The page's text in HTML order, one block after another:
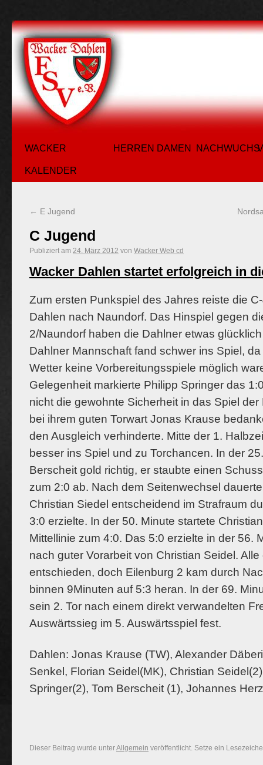
WACKER
KALENDER
HERREN DAMEN NACHWUCHS
← E Jugend
C Jugend
Publiziert am 24. März 2012 von Wacker Web cd
Wacker Dahlen startet erfolgreich in
Zum ersten Punkspiel des Jahres reiste die
Dahlen nach Naundorf. Das Hinspiel gegen
2/Naundorf haben die Dahlner etwas
Dahlner Mannschaft fand schwer ins Spiel,
Wetter keine Vorbereitungsspiele möglich
Gelegenheit markierte Philipp Springer das
nicht die gewohnte Sicherheit in das Spiel
bei ihrem guten Torwart Jonas Krause
den Ausgleich verhinderte. Mitte der 1.
besser ins Spiel und zu Torchancen. In der
Berscheit gold richtig, er staubte einen
zum 2:0 ab. Nach dem Seitenwechsel
Christian Siedel entscheidend im Strafraum
3:0 erzielte. In der 50. Minute startete
Mittellinie zum 4:0. Das 5:0 erzielte in der 56.
nach guter Vorarbeit von Christian Seidel.
entschieden, doch Eilenburg 2 kam durch
binnen 9Minuten auf 5:3 heran. In der 69.
sein 2. Tor nach einem direkt verwandelten
Auswärtssieg im 5. Auswärtsspiel fest.
Dahlen: Jonas Krause (TW), Alexander
Senkel, Florian Seidel(MK), Christian
Springer(2), Tom Berscheit (1), Johannes
Dieser Beitrag wurde unterAllgemein veröffentlicht. Setze ein